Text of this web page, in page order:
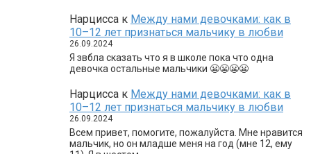
Нарцисса к Между нами девочками: как в
10–12 лет признаться мальчику в любви
26.09.2024
Я звбла сказать что я в школе пока что одна
девочка остальные мальчики 😬😬😬😬
Нарцисса к Между нами девочками: как в
10–12 лет признаться мальчику в любви
26.09.2024
Всем привет, помогите, пожалуйста. Мне нравится
мальчик, но он младше меня на год (мне 12, ему